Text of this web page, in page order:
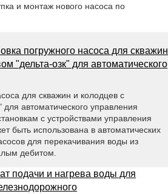
и монтаж нового насоса по
погружного насоса для скважин
"дельта-озк" для автоматического
для скважин и колодцев с
для автоматического управления
с устройствами управления
быть использована в автоматических
для перекачивания воды из
дебитом.
подачи и нагрева воды для